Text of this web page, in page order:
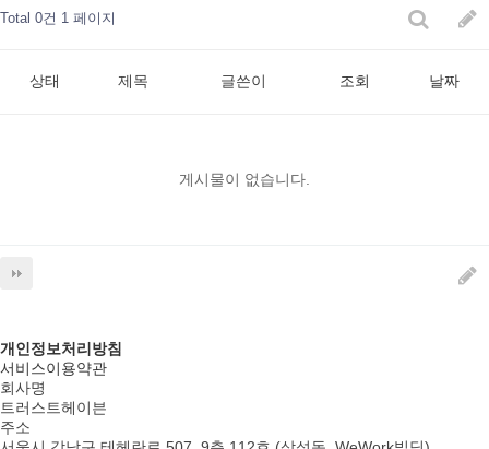
Total 0건 1 페이지
상태 제목 글쓴이 조회 날짜
게시물이 없습니다.
개인정보처리방침
서비스이용약관
회사명
트러스트헤이븐
주소